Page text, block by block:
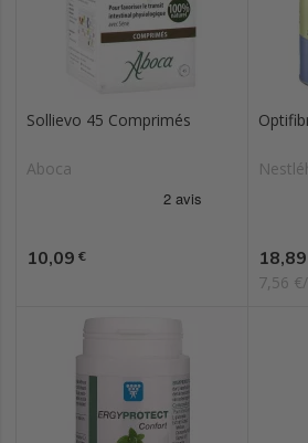
Sollievo 45 Comprimés
Aboca
Prix
10,09 € Prix
18,89
7,56